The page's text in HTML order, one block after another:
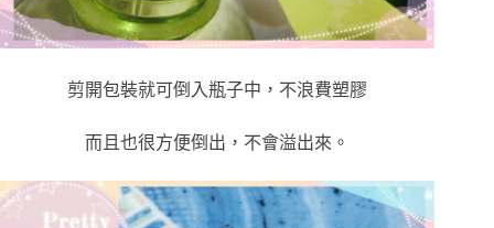
剪開包裝就可倒入瓶子中，不浪費塑膠
而且也很方便倒出，不會溢出來。